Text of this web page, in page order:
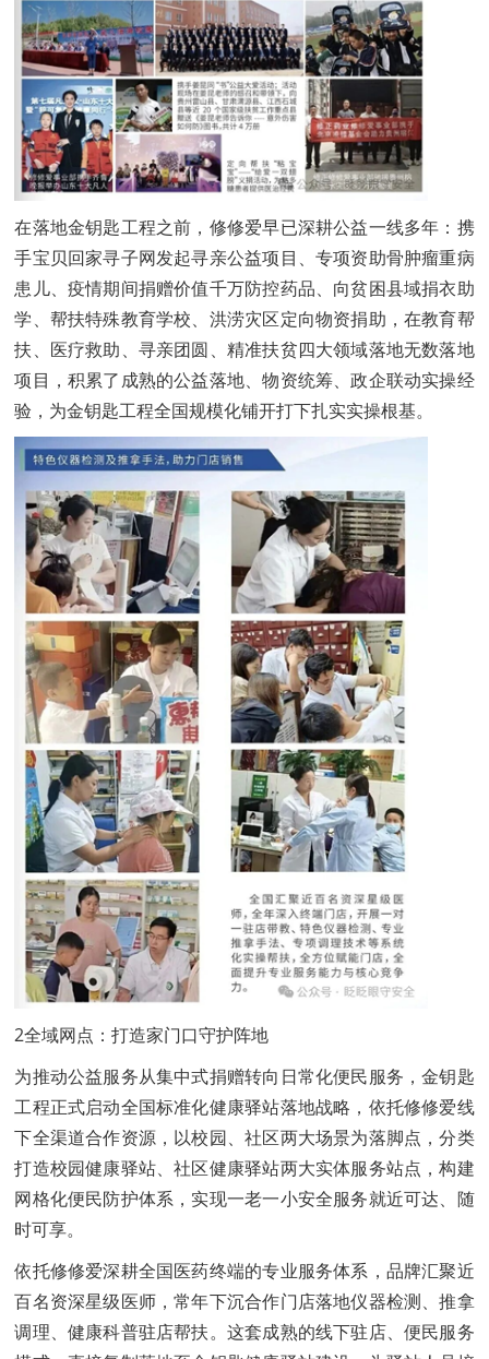
在落地金钥匙工程之前，修修爱早已深耕公益一线多年：携
手宝贝回家寻子网发起寻亲公益项目、专项资助骨肿瘤重病
患儿、疫情期间捐赠价值千万防控药品、向贫困县域捐衣助
学、帮扶特殊教育学校、洪涝灾区定向物资捐助，在教育帮
扶、医疗救助、寻亲团圆、精准扶贫四大领域落地无数落地
项目，积累了成熟的公益落地、物资统筹、政企联动实操经
验，为金钥匙工程全国规模化铺开打下扎实实操根基。
2全域网点：打造家门口守护阵地
为推动公益服务从集中式捐赠转向日常化便民服务，金钥匙
工程正式启动全国标准化健康驿站落地战略，依托修修爱线
下全渠道合作资源，以校园、社区两大场景为落脚点，分类
打造校园健康驿站、社区健康驿站两大实体服务站点，构建
网格化便民防护体系，实现一老一小安全服务就近可达、随
时可享。
依托修修爱深耕全国医药终端的专业服务体系，品牌汇聚近
百名资深星级医师，常年下沉合作门店落地仪器检测、推拿
调理、健康科普驻店帮扶。这套成熟的线下驻店、便民服务